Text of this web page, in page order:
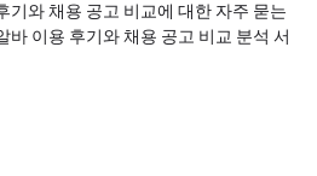
기와 채용 공고 비교에 대한 자주 묻는
바 이용 후기와 채용 공고 비교 분석 서